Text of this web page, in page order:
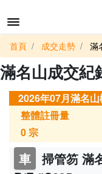
首頁 成交走勢 滿
滿名山成交紀
2026年07月滿名
整體註冊量
0宗
車
掃管笏 滿